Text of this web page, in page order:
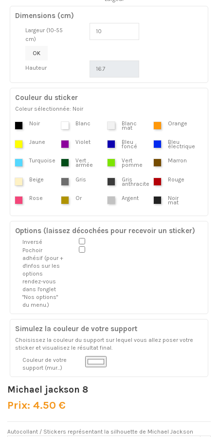
Dimensions (cm)
Largeur (10-55
cm)
OK
Hauteur
Couleur du sticker
Coleur sélectionnée: Noir
Noir Blanc Blanc
mat
Orange
Jaune Violet Bleu
foncé
Bleu
électrique
Turquoise Vert
armée
Vert
pomme
Marron
Beige Gris Gris
anthracite
Rouge
Rose Or Argent Noir
mat
Options (laissez décochées pour recevoir un sticker)
Inversé
Pochoir
adhésif (pour +
d'infos sur les
options
rendez-vous
dans l'onglet
"Nos options"
du menu.)
Simulez la couleur de votre support
Choisissez la couleur du support sur lequel vous allez poser votre
sticker et visualisez le résultat final.
Couleur de votre
support (mur...)
Michael jackson 8
Prix: 4.50 €
Autocollant / Stickers représentant la silhouette de Michael Jackson